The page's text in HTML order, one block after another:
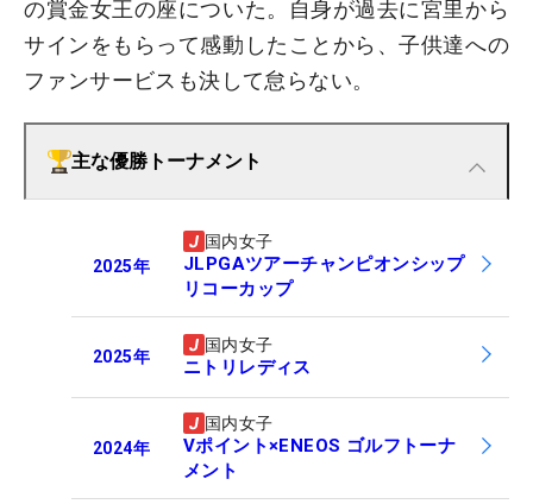
の賞金女王の座についた。自身が過去に宮里から
サインをもらって感動したことから、子供達への
ファンサービスも決して怠らない。
主な優勝トーナメント
2025年
国内女子
JLPGAツアーチャンピオンシップ
リコーカップ
2025年
国内女子
ニトリレディス
2024年
国内女子
Vポイント×ENEOS ゴルフトーナ
メント